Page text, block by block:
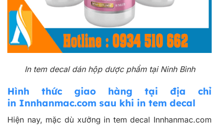
In tem decal dán hộp dược phẩm tại Ninh Bình
Hình thức giao hàng tại địa chỉ
in Innhanmac.com sau khi in tem decal
Hiện nay, mặc dù xưởng in tem decal Innhanmac.com